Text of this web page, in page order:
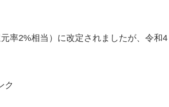
率2%相当）に改定されましたが、令和4
ク